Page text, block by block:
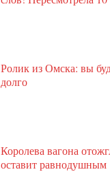
Ролик из Омска: вы
долго
Королева вагона
оставит равнодушным